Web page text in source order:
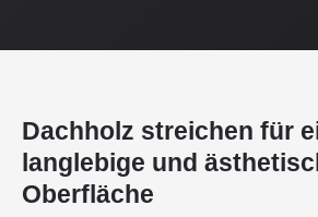
Dachholz streichen für
langlebige und
Oberfläche